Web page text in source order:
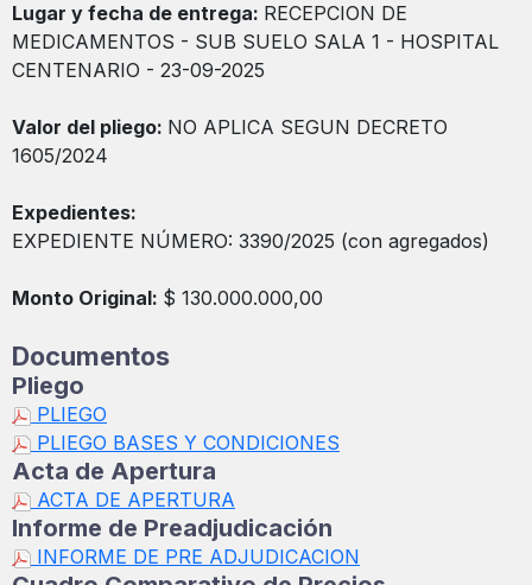
Lugar y fecha de entrega: RECEPCION DE
MEDICAMENTOS - SUB SUELO SALA 1 - HOSPITAL
CENTENARIO - 23-09-2025
Valor del pliego: NO APLICA SEGUN DECRETO
1605/2024
Expedientes:
EXPEDIENTE NÚMERO: 3390/2025 (con agregados)
Monto Original: $ 130.000.000,00
Documentos
Pliego
PLIEGO
PLIEGO BASES Y CONDICIONES
Acta de Apertura
ACTA DE APERTURA
Informe de Preadjudicación
INFORME DE PRE ADJUDICACION